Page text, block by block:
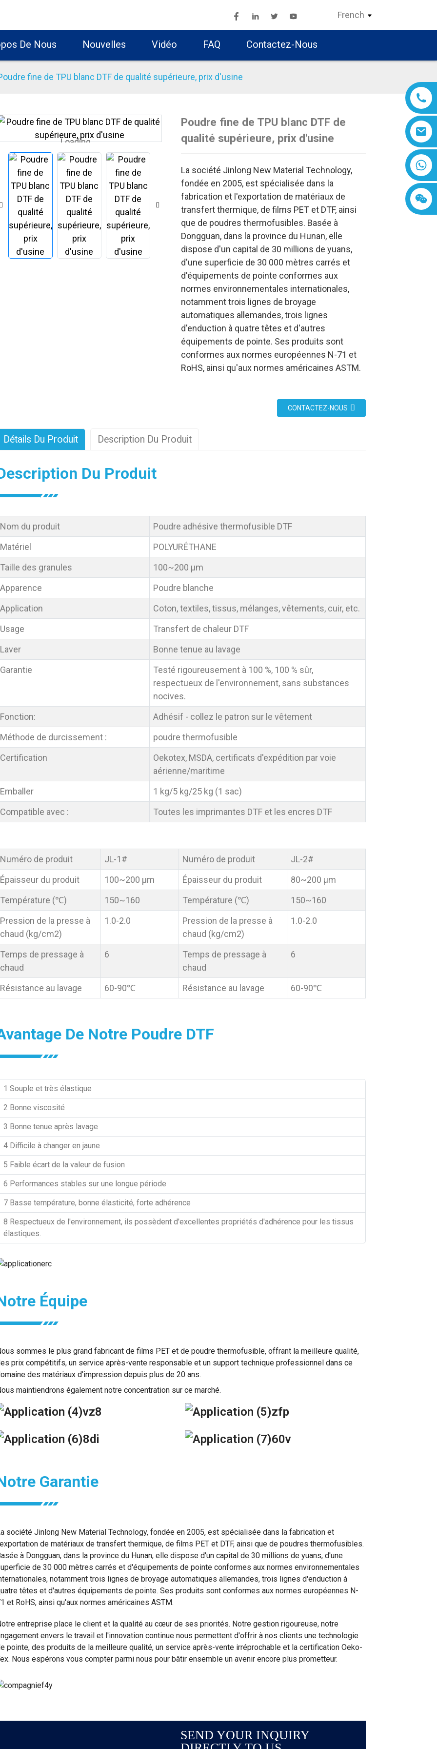
French
De Nous Nouvelles Vidéo FAQ Contactez-Nous
fine de TPU blanc DTF de qualité supérieure, prix d'usine
Loading...
Loading... Loading...
Loading...
Poudre fine de TPU blanc DTF de
qualité supérieure, prix d'usine
La société Jinlong New Material Technology,
fondée en 2005, est spécialisée dans la
fabrication et l'exportation de matériaux de
transfert thermique, de films PET et DTF, ainsi
que de poudres thermofusibles. Basée à
Dongguan, dans la province du Hunan, elle
dispose d'un capital de 30 millions de yuans,
d'une superficie de 30 000 mètres carrés et
d'équipements de pointe conformes aux
normes environnementales internationales,
notamment trois lignes de broyage
automatiques allemandes, trois lignes
d'enduction à quatre têtes et d'autres
équipements de pointe. Ses produits sont
conformes aux normes européennes N-71 et
RoHS, ainsi qu'aux normes américaines ASTM.
CONTACTEZ-NOUS
Détails Du Produit Description Du Produit
Du Produit
Nom du produit
Poudre adhésive thermofusible DTF
Matériel
POLYURÉTHANE
Taille des granules
100~200 µm
Apparence
Poudre blanche
Application
Coton, textiles, tissus, mélanges, vêtements, cuir, etc.
Usage
Transfert de chaleur DTF
Laver
Bonne tenue au lavage
Garantie
Testé rigoureusement à 100 %, 100 % sûr,
respectueux de l'environnement, sans substances
nocives.
Fonction:
Adhésif - collez le patron sur le vêtement
Méthode de durcissement :
poudre thermofusible
Certification
Oekotex, MSDA, certificats d'expédition par voie
aérienne/maritime
Emballer
1 kg/5 kg/25 kg (1 sac)
Compatible avec :
Toutes les imprimantes DTF et les encres DTF
Numéro de produit JL-1# Numéro de produit
JL-2#
Épaisseur du produit
100~200 µm Épaisseur du produit
80~200 µm
Température (℃)
150~160 Température (℃)
150~160
Pression de la presse à
chaud (kg/cm2)
1.0-2.0
Pression de la presse à
chaud (kg/cm2)
1.0-2.0
Temps de pressage à
chaud
6
Temps de pressage à
chaud
6
Résistance au lavage 60-90℃ Résistance au lavage 60-90℃
De Notre Poudre DTF
1 Souple et très élastique
2 Bonne viscosité
3 Bonne tenue après lavage
4 Difficile à changer en jaune
5 Faible écart de la valeur de fusion
6 Performances stables sur une longue période
7 Basse température, bonne élasticité, forte adhérence
8 Respectueux de l'environnement, ils possèdent d'excellentes propriétés d'adhérence pour les tissus
élastiques.
Équipe
sommes le plus grand fabricant de films PET et de poudre thermofusible, offrant la meilleure qualité,
prix compétitifs, un service après-vente responsable et un support technique professionnel dans ce
des matériaux d'impression depuis plus de 20 ans.
maintiendrons également notre concentration sur ce marché.
Garantie
société Jinlong New Material Technology, fondée en 2005, est spécialisée dans la fabrication et
de matériaux de transfert thermique, de films PET et DTF, ainsi que de poudres thermofusibles.
à Dongguan, dans la province du Hunan, elle dispose d'un capital de 30 millions de yuans, d'une
de 30 000 mètres carrés et d'équipements de pointe conformes aux normes environnementales
notamment trois lignes de broyage automatiques allemandes, trois lignes d'enduction à
têtes et d'autres équipements de pointe. Ses produits sont conformes aux normes européennes N-
et RoHS, ainsi qu'aux normes américaines ASTM.
entreprise place le client et la qualité au cœur de ses priorités. Notre gestion rigoureuse, notre
envers le travail et l'innovation continue nous permettent d'offrir à nos clients une technologie
pointe, des produits de la meilleure qualité, un service après-vente irréprochable et la certification Oeko-
Nous espérons vous compter parmi nous pour bâtir ensemble un avenir encore plus prometteur.
SEND YOUR INQUIRY